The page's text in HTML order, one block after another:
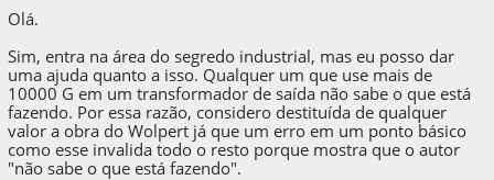
Olá.
Sim, entra na área do segredo industrial, mas eu posso dar
uma ajuda quanto a isso. Qualquer um que use mais de
10000 G em um transformador de saída não sabe o que está
fazendo. Por essa razão, considero destituída de qualquer
valor a obra do Wolpert já que um erro em um ponto básico
como esse invalida todo o resto porque mostra que o autor
"não sabe o que está fazendo".